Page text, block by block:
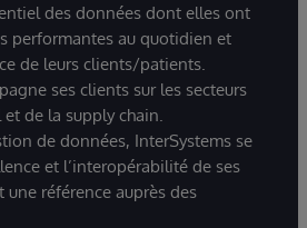
des données dont elles ont
performantes au quotidien et
de leurs clients/patients.
ses clients sur les secteurs
de la supply chain.
de données, InterSystems se
et l’interopérabilité de ses
référence auprès des